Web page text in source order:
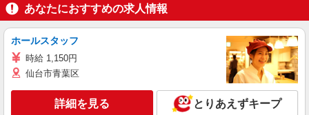
あなたにおすすめの求人情報
ホールスタッフ
時給 1,150円
仙台市青葉区
詳細を見る とりあえずキープ